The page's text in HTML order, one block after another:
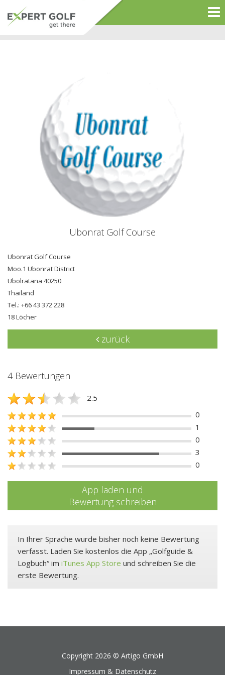
Ubonrat Golf Course
Ubonrat Golf Course
Moo.1 Ubonrat District
Ubolratana 40250
Thailand
Tel.: +66 43 372 228
18 Löcher
zurück
4 Bewertungen
2.5
0
1
0
3
0
App laden und
Bewertung schreiben
In Ihrer Sprache wurde bisher noch keine Bewertung
verfasst. Laden Sie kostenlos die App „Golfguide &
Logbuch“ im iTunes App Store und schreiben Sie die
erste Bewertung.
Copyright 2026 © Artigo GmbH
Impressum & Datenschutz